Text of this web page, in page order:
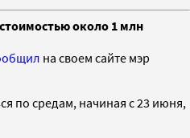
около 1 млн
на своем сайте мэр
по средам, начиная с 23 июня,